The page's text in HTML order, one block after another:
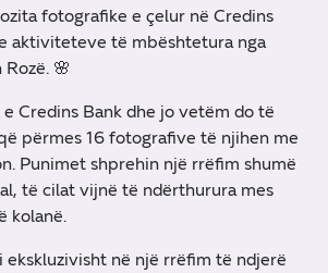
fotografike e çelur në Credins
aktiviteteve të mbështetura nga
🌸
Credins Bank dhe jo vetëm do të
përmes 16 fotografive të njihen me
Punimet shprehin një rrëfim shumë
të cilat vijnë të ndërthurura mes
kolanë.
ekskluzivisht në një rrëfim të ndjerë